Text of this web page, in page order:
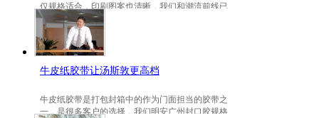
仅规格适合，印刷图案也清晰，我们和潮流前线已
有3年的稳定合作关系。
牛皮纸胶带让汤斯敦更高档
牛皮纸胶带是打包封箱中的作为门面担当的胶带之
一，是很多客户的选择，我们明安广州封口胶规格